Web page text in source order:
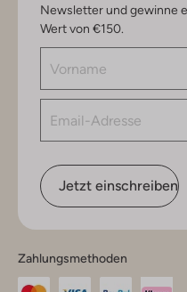
Newsletter und gewinne
Wert von €150.
Jetzt einschreiben
Zahlungsmethoden